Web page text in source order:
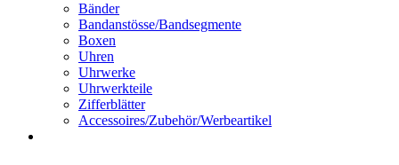
Bänder
Bandanstösse/Bandsegmente
Boxen
Uhren
Uhrwerke
Uhrwerkteile
Zifferblätter
Accessoires/Zubehör/Werbeartikel